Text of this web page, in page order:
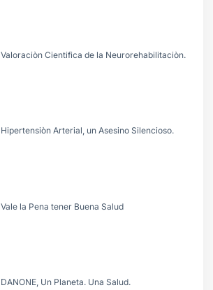
Valoraciòn Cientifica de la Neurorehabilitaciòn.
Hipertensiòn Arterial, un Asesino Silencioso.
Vale la Pena tener Buena Salud
DANONE, Un Planeta. Una Salud.